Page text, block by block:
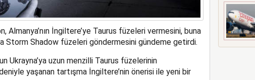
Almanya’nın İngiltere’ye Taurus füzeleri vermesini, buna
Storm Shadow füzeleri göndermesini gündeme getirdi.
Ukrayna’ya uzun menzilli Taurus füzelerinin
yaşanan tartışma İngiltere’nin önerisi ile yeni bir